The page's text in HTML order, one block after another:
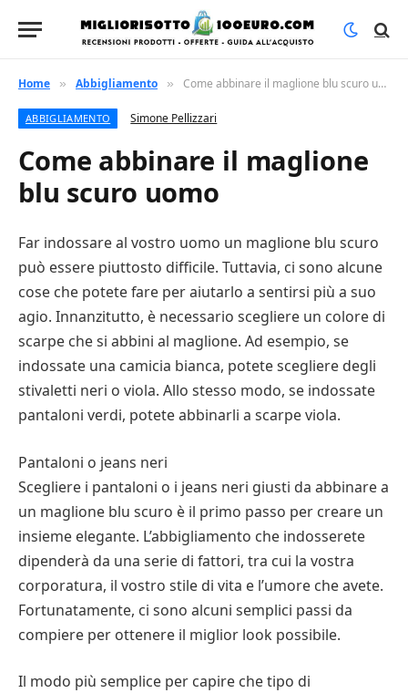
Home » Abbigliamento » Come abbinare il maglione blu scuro uomo
ABBIGLIAMENTO Simone Pellizzari
Come abbinare il maglione
blu scuro uomo
Far indossare al vostro uomo un maglione blu scuro
può essere piuttosto difficile. Tuttavia, ci sono alcune
cose che potete fare per aiutarlo a sentirsi più a suo
agio. Innanzitutto, è necessario scegliere un colore di
scarpe che si abbini al maglione. Ad esempio, se
indossate una camicia bianca, potete scegliere degli
stivaletti neri o viola. Allo stesso modo, se indossate
pantaloni verdi, potete abbinarli a scarpe viola.
Pantaloni o jeans neri
Scegliere i pantaloni o i jeans neri giusti da abbinare a
un maglione blu scuro è il primo passo per creare un
insieme elegante. L’abbigliamento che indosserete
dipenderà da una serie di fattori, tra cui la vostra
corporatura, il vostro stile di vita e l’umore che avete.
Fortunatamente, ci sono alcuni semplici passi da
compiere per ottenere il miglior look possibile.
Il modo più semplice per capire che tipo di